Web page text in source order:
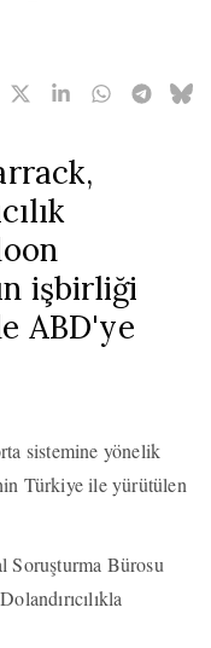
işbirliği
ABD'ye
sistemine yönelik
Türkiye ile yürütülen
Soruşturma Bürosu